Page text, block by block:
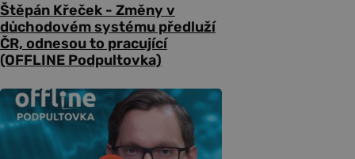
Štěpán Křeček - Změny v
důchodovém systému předluží
ČR, odnesou to pracující
(OFFLINE Podpultovka)